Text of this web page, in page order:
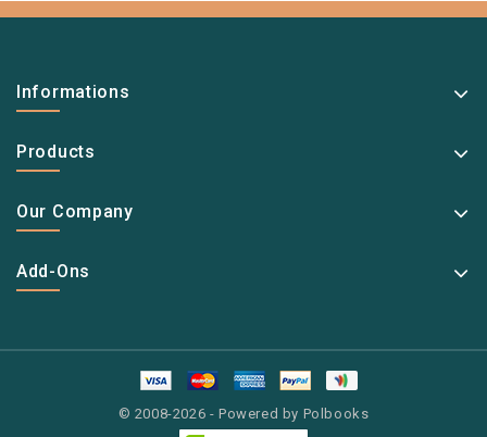
Informations
Products
Our Company
Add-Ons
© 2008-2026 - Powered by Polbooks